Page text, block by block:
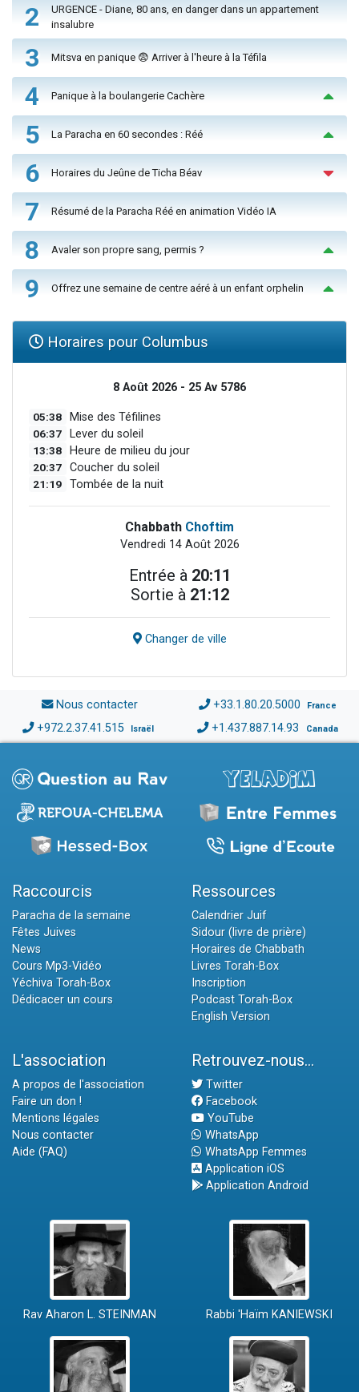
2
URGENCE - Diane, 80 ans, en danger dans un appartement
insalubre
3 Mitsva en panique 😨 Arriver à l'heure à la Téfila
4 Panique à la boulangerie Cachère
5 La Paracha en 60 secondes : Réé
6 Horaires du Jeûne de Ticha Béav
7 Résumé de la Paracha Réé en animation Vidéo IA
8 Avaler son propre sang, permis ?
9 Offrez une semaine de centre aéré à un enfant orphelin
Horaires pour Columbus
8 Août 2026 - 25 Av 5786
05:38 Mise des Téfilines
06:37 Lever du soleil
13:38 Heure de milieu du jour
20:37 Coucher du soleil
21:19 Tombée de la nuit
Chabbath Choftim
Vendredi 14 Août 2026
Entrée à 20:11
Sortie à 21:12
Changer de ville
Nous contacter +33.1.80.20.5000 France
+972.2.37.41.515 Israël +1.437.887.14.93 Canada
Raccourcis
Paracha de la semaine
Fêtes Juives
News
Cours Mp3-Vidéo
Yéchiva Torah-Box
Dédicacer un cours
Ressources
Calendrier Juif
Sidour (livre de prière)
Horaires de Chabbath
Livres Torah-Box
Inscription
Podcast Torah-Box
English Version
L'association
A propos de l'association
Faire un don !
Mentions légales
Nous contacter
Aide (FAQ)
Retrouvez-nous...
Twitter
Facebook
YouTube
WhatsApp
WhatsApp Femmes
Application iOS
Application Android
Rav Aharon L. STEINMAN Rabbi 'Haïm KANIEWSKI